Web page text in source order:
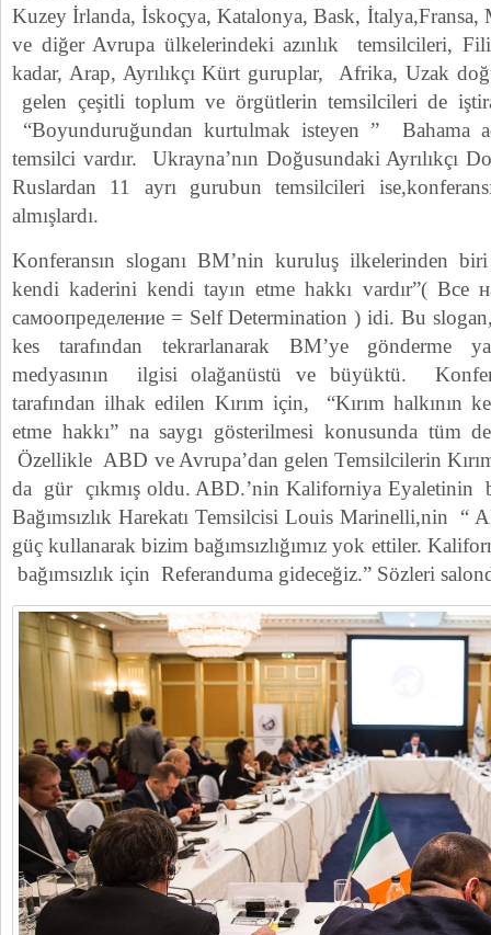
Kuzey İrlanda, İskoçya, Katalonya, Bask, İtalya,Fransa,
ve diğer Avrupa ülkelerindeki azınlık temsilcileri,
kadar, Arap, Ayrılıkçı Kürt guruplar, Afrika, Uzak
gelen çeşitli toplum ve örgütlerin temsilcileri de
“Boyunduruğundan kurtulmak isteyen ” Bahama
temsilci vardır. Ukrayna’nın Doğusundaki Ayrılıkçı
Ruslardan 11 ayrı gurubun temsilcileri
almışlardı.
Konferansın sloganı BM’nin kuruluş ilkelerinden
kendi kaderini kendi tayın etme hakkı vardır”( Все
самоопределение = Self Determination ) idi. Bu
kes tarafından tekrarlanarak BM’ye gönderme
medyasının ilgisi olağanüstü ve büyüktü.
tarafından ilhak edilen Kırım için, “Kırım halkının
etme hakkı” na saygı gösterilmesi konusunda tüm
Özellikle ABD ve Avrupa’dan gelen Temsilcilerin
da gür çıkmış oldu. ABD.’nin Kaliforniya Eyaletinin
Bağımsızlık Harekatı Temsilcisi Louis Marinelli,nin “
güç kullanarak bizim bağımsızlığımız yok ettiler.
bağımsızlık için Referanduma gideceğiz.” Sözleri